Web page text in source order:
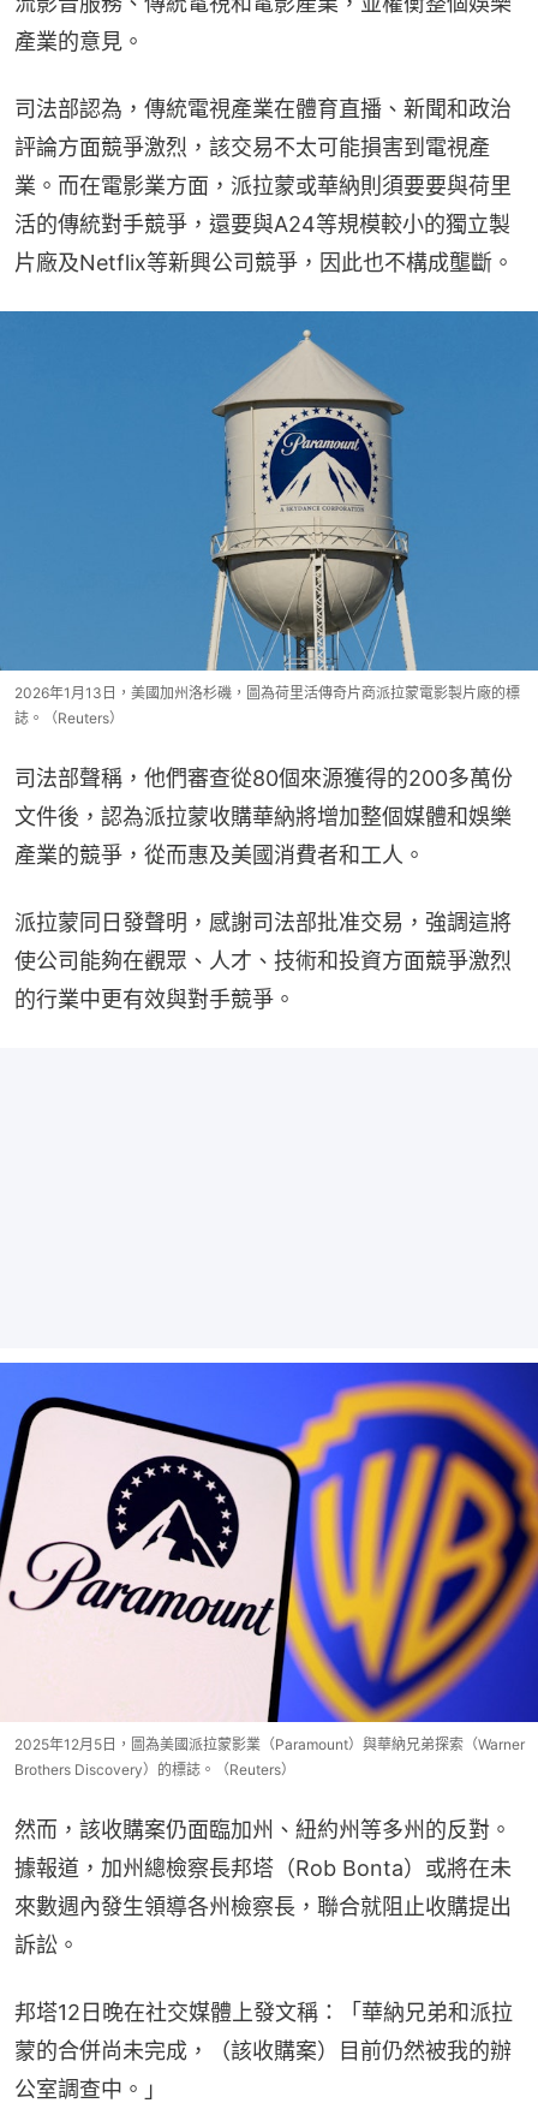
產業的意見。
司法部認為，傳統電視產業在體育直播、新聞和政治
評論方面競爭激烈，該交易不太可能損害到電視產
業。而在電影業方面，派拉蒙或華納則須要要與荷里
活的傳統對手競爭，還要與A24等規模較小的獨立製
片廠及Netflix等新興公司競爭，因此也不構成壟斷。
2026年1月13日，美國加州洛杉磯，圖為荷里活傳奇片商派拉蒙電影製片廠的標
誌。（Reuters）
司法部聲稱，他們審查從80個來源獲得的200多萬份
文件後，認為派拉蒙收購華納將增加整個媒體和娛樂
產業的競爭，從而惠及美國消費者和工人。
派拉蒙同日發聲明，感謝司法部批准交易，強調這將
使公司能夠在觀眾、人才、技術和投資方面競爭激烈
的行業中更有效與對手競爭。
2025年12月5日，圖為美國派拉蒙影業（Paramount）與華納兄弟探索（Warner
Brothers Discovery）的標誌。（Reuters）
然而，該收購案仍面臨加州、紐約州等多州的反對。
據報道，加州總檢察長邦塔（Rob Bonta）或將在未
來數週內發生領導各州檢察長，聯合就阻止收購提出
訴訟。
邦塔12日晚在社交媒體上發文稱：「華納兄弟和派拉
蒙的合併尚未完成，（該收購案）目前仍然被我的辦
公室調查中。」